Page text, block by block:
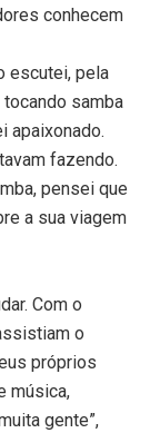
conhecem
escutei, pela
samba
apaixonado.
fazendo.
pensei que
a sua viagem
Com o
o
próprios
música,
gente”,